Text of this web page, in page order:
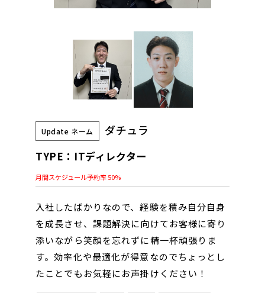
Update ネーム ダチュラ
TYPE：ITディレクター
月間スケジュール予約率 50%
入社したばかりなので、経験を積み自分自身
を成長させ、課題解決に向けてお客様に寄り
添いながら笑顔を忘れずに精一杯頑張りま
す。効率化や最適化が得意なのでちょっとし
たことでもお気軽にお声掛けください！